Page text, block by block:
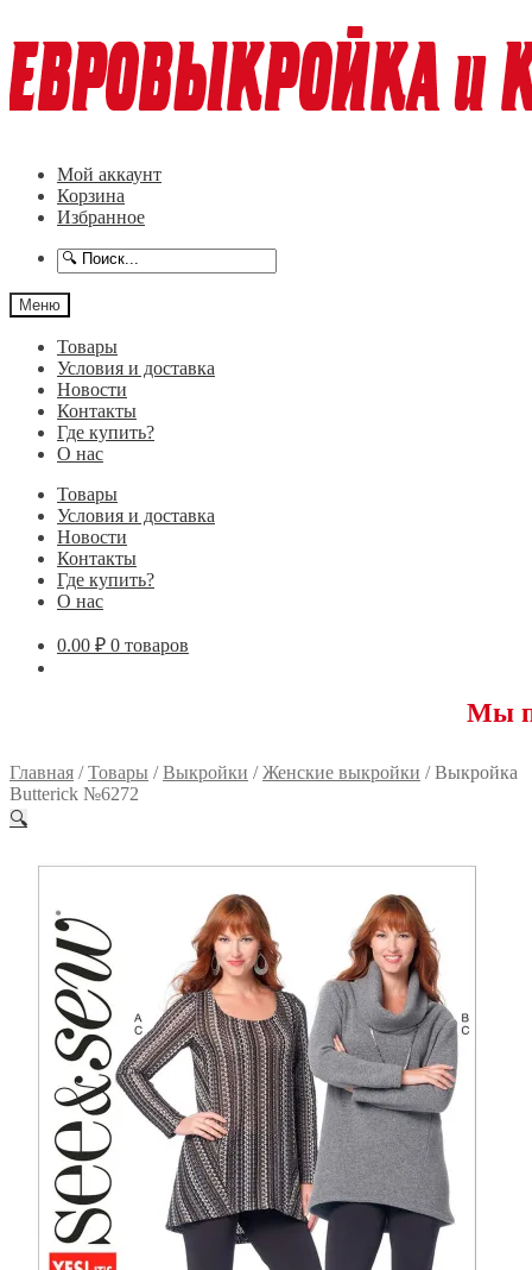
к
навигации
к
содержимому
Мой аккаунт
Корзина
Избранное
Меню
Товары
Условия и доставка
Новости
Контакты
Где купить?
О нас
Товары
Условия и доставка
Новости
Контакты
Где купить?
О нас
0.00 ₽ 0 товаров
Мы
Главная /Товары /Выкройки /Женские выкройки /Выкройка
Butterick №6272
🔍